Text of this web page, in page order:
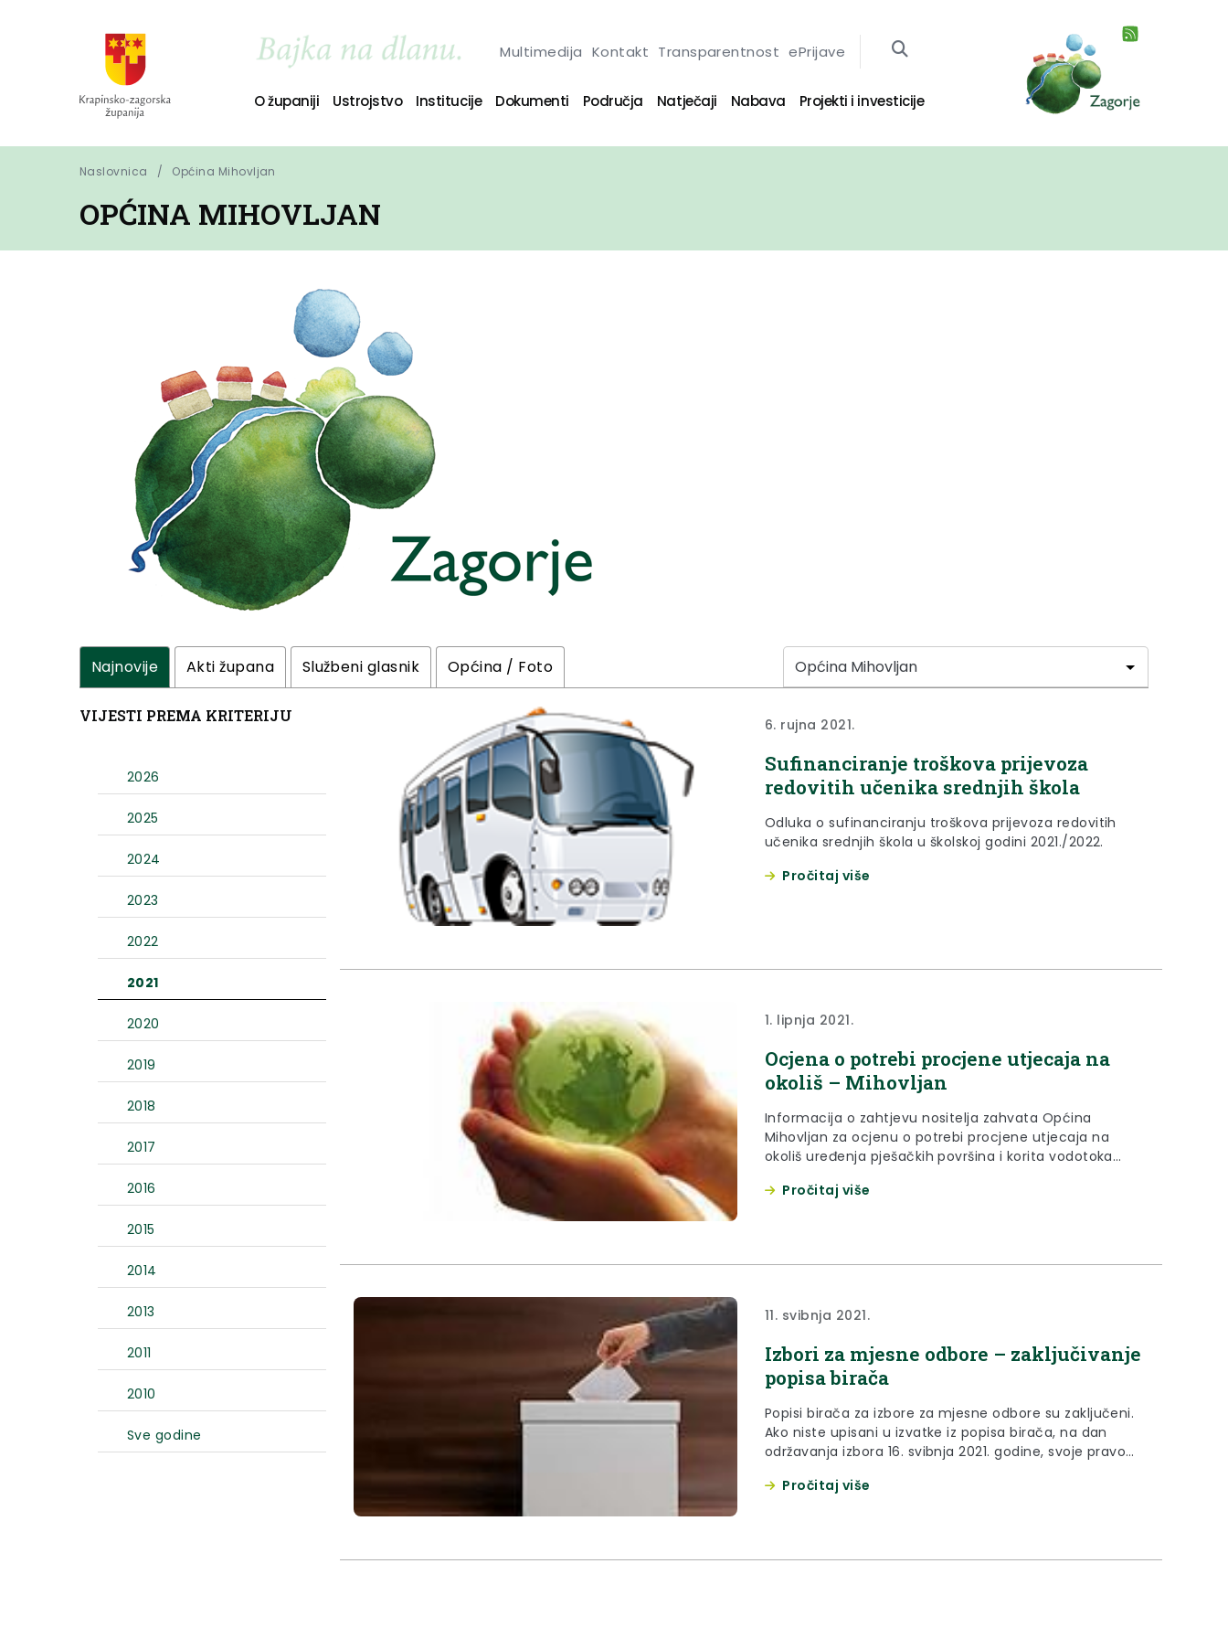
Multimedija Kontakt Transparentnost ePrijave
O županiji Ustrojstvo Institucije Dokumenti Područja Natječaji Nabava Projekti i investicije
Naslovnica Općina Mihovljan
OPĆINA MIHOVLJAN
Najnovije Akti župana Službeni glasnik Općina / Foto
VIJESTI PREMA KRITERIJU
2026
2025
2024
2023
2022
2021
2020
2019
2018
2017
2016
2015
2014
2013
2011
2010
Sve godine
6. rujna 2021.
Sufinanciranje troškova prijevoza
redovitih učenika srednjih škola
Odluka o sufinanciranju troškova prijevoza redovitih
učenika srednjih škola u školskoj godini 2021./2022.
Pročitaj više
1. lipnja 2021.
Ocjena o potrebi procjene utjecaja na
okoliš – Mihovljan
Informacija o zahtjevu nositelja zahvata Općina
Mihovljan za ocjenu o potrebi procjene utjecaja na
okoliš uređenja pješačkih površina i korita vodotoka
Pročitaj više
11. svibnja 2021.
Izbori za mjesne odbore – zaključivanje
popisa birača
Popisi birača za izbore za mjesne odbore su zaključeni.
Ako niste upisani u izvatke iz popisa birača, na dan
održavanja izbora 16. svibnja 2021. godine, svoje pravo
koju izdaje Upravni odjel za opću upravu i imovinsko-
Donja Stubica i Zlatar (dokument u privitku)
Pročitaj više